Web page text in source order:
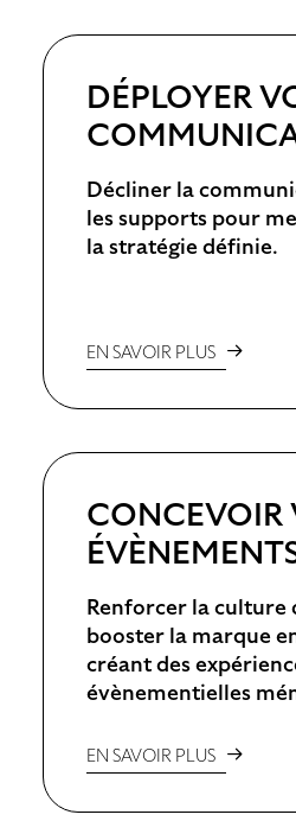
DÉPLOYER
Décliner la
les supports pour
la stratégie définie.
EN SAVOIR PLUS
CONCEVOIR
Renforcer la culture
booster la marque
créant des
évènementielles
EN SAVOIR PLUS